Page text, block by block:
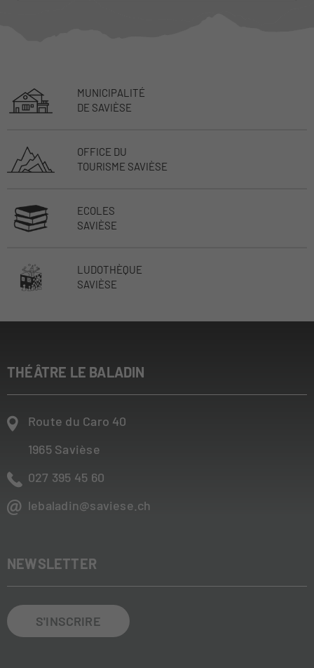
MUNICIPALITÉ
DE SAVIÈSE
OFFICE DU
TOURISME SAVIÈSE
ECOLES
SAVIÈSE
LUDOTHÈQUE
SAVIÈSE
THÉÂTRE LE BALADIN
Route du Caro 40
1965 Savièse
027 395 45 60
lebaladin@saviese.ch
NEWSLETTER
S'INSCRIRE